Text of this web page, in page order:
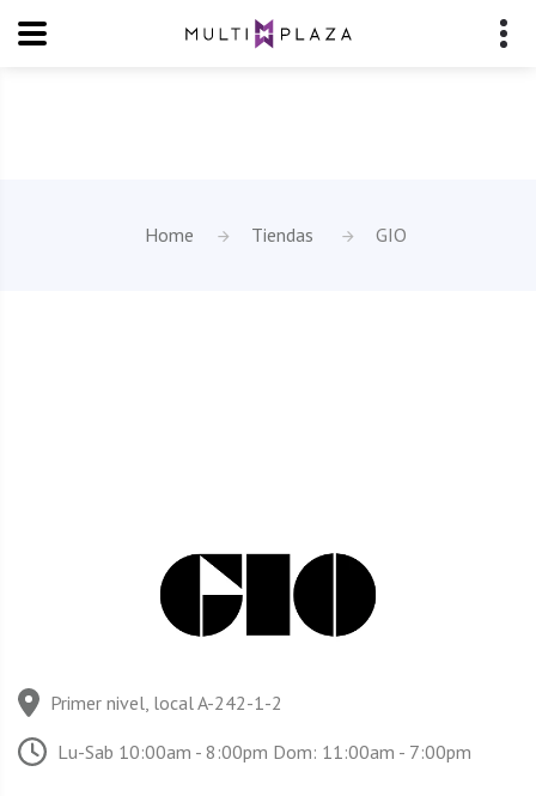
Home Tiendas GIO
Primer nivel, local A-242-1-2
Lu-Sab 10:00am - 8:00pm Dom: 11:00am - 7:00pm